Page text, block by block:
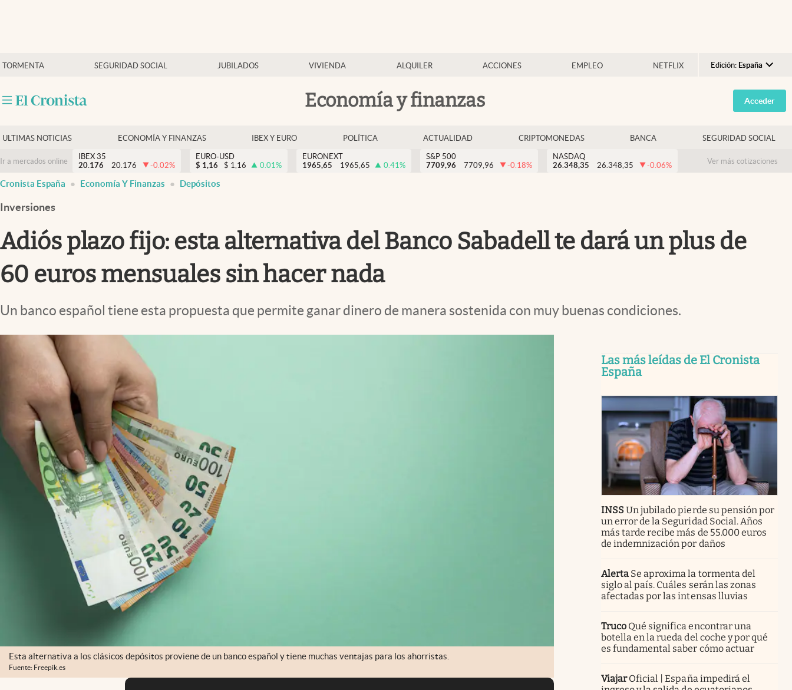
TORMENTA SEGURIDAD SOCIAL JUBILADOS VIVIENDA ALQUILER ACCIONES EMPLEO NETFLIX Edición: España
Argentina
España
USA
Colombia
Economía y finanzas
Economía y finanzas
Criptomonedas
Acceder
ULTIMAS NOTICIAS ECONOMÍA Y FINANZAS IBEX Y EURO POLÍTICA ACTUALIDAD CRIPTOMONEDAS BANCA SEGURIDAD SOCIAL
Ir a mercados online
IBEX 35
20.176
20.176 -0.02%
EURO-USD
$ 1,16 $ 1,16 0.01%
EURONEXT
1965,65
1965,65 0.41%
S&P 500
7709,96
7709,96 -0.18%
NASDAQ
26.348,35
26.348,35 -0.06% Ver más cotizaciones
Cronista España Economía Y Finanzas Depósitos
Inversiones
Adiós plazo fijo: esta alternativa del Banco Sabadell te dará un plus de
60 euros mensuales sin hacer nada
Un banco español tiene esta propuesta que permite ganar dinero de manera sostenida con muy buenas condiciones.
Esta alternativa a los clásicos depósitos proviene de un banco español y tiene muchas ventajas para los ahorristas.
Fuente: Freepik.es
Las más leídas de El Cronista
España
INSSUn jubilado pierde su pensión por
un error de la Seguridad Social. Años
más tarde recibe más de 55.000 euros
de indemnización por daños
Alerta Se aproxima la tormenta del
siglo al país. Cuáles serán las zonas
afectadas por las intensas lluvias
Truco Qué significa encontrar una
botella en la rueda del coche y por qué
es fundamental saber cómo actuar
Viajar Oficial | España impedirá el